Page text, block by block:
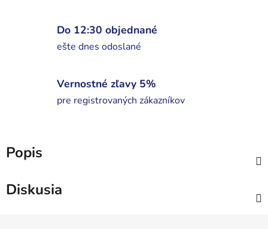
Do 12:30 objednané
ešte dnes odoslané
Vernostné zľavy 5%
pre registrovaných zákazníkov
Popis
Diskusia